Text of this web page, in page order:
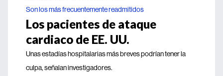
Son los más frecuentemente readmitidos
Los pacientes de ataque
cardiaco de EE. UU.
Unas estadías hospitalarias más breves podrían tener la
culpa, señalan investigadores.